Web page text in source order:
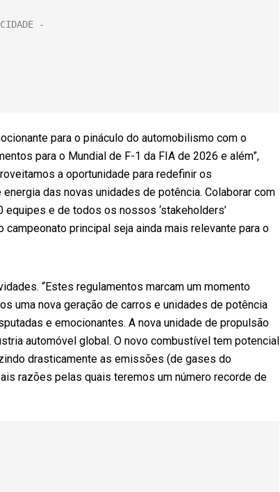
para o pináculo do automobilismo com o
para o Mundial de F-1 da FIA de 2026 e além”,
a oportunidade para redefinir os
das novas unidades de potência. Colaborar com
e de todos os nossos ‘stakeholders’
principal seja ainda mais relevante para o
“Estes regulamentos marcam um momento
uma nova geração de carros e unidades de potência
e emocionantes. A nova unidade de propulsão
automóvel global. O novo combustível tem potencial
drasticamente as emissões (de gases do
razões pelas quais teremos um número recorde de